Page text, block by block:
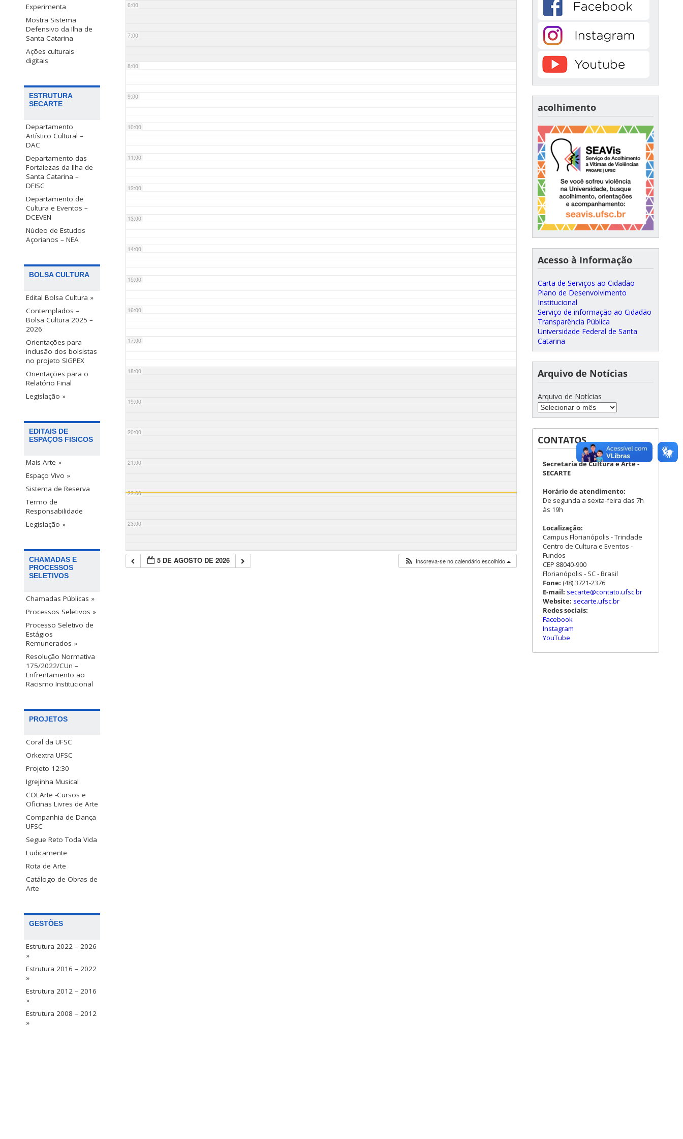
Experimenta
Mostra Sistema
Defensivo da Ilha de
Santa Catarina
Ações culturais
digitais
ESTRUTURA
SECARTE
Departamento
Artístico Cultural –
DAC
Departamento das
Fortalezas da Ilha de
Santa Catarina –
DFISC
Departamento de
Cultura e Eventos –
DCEVEN
Núcleo de Estudos
Açorianos – NEA
BOLSA CULTURA
Edital Bolsa Cultura »
Contemplados –
Bolsa Cultura 2025 –
2026
Orientações para
inclusão dos bolsistas
no projeto SIGPEX
Orientações para o
Relatório Final
Legislação »
EDITAIS DE
ESPAÇOS FISICOS
Mais Arte »
Espaço Vivo »
Sistema de Reserva
Termo de
Responsabilidade
Legislação »
CHAMADAS E
PROCESSOS
SELETIVOS
Chamadas Públicas »
Processos Seletivos »
Processo Seletivo de
Estágios
Remunerados »
Resolução Normativa
175/2022/CUn –
Enfrentamento ao
Racismo Institucional
PROJETOS
Coral da UFSC
Orkextra UFSC
Projeto 12:30
Igrejinha Musical
COLArte -Cursos e
Oficinas Livres de Arte
Companhia de Dança
UFSC
Segue Reto Toda Vida
Ludicamente
Rota de Arte
Catálogo de Obras de
Arte
GESTÕES
Estrutura 2022 – 2026
»
Estrutura 2016 – 2022
»
Estrutura 2012 – 2016
»
Estrutura 2008 – 2012
»
6:00
7:00
8:00
9:00
10:00
11:00
12:00
13:00
14:00
15:00
16:00
17:00
18:00
19:00
20:00
21:00
22:00
23:00
5 DE AGOSTO DE 2026 Inscreva-se no calendário escolhido
acolhimento
Acesso à Informação
Carta de Serviços ao Cidadão
Plano de Desenvolvimento
Institucional
Serviço de informação ao Cidadão
Transparência Pública
Universidade Federal de Santa
Catarina
Arquivo de Notícias
Arquivo de Notícias
CONTATOS
Secretaria de Cultura e Arte -
SECARTE
Horário de atendimento:
De segunda a sexta-feira das 7h
às 19h
Localização:
Campus Florianópolis - Trindade
Centro de Cultura e Eventos -
Fundos
CEP 88040-900
Florianópolis - SC - Brasil
Fone: (48) 3721-2376
E-mail: secarte@contato.ufsc.br
Website: secarte.ufsc.br
Redes sociais:
Facebook
Instagram
YouTube